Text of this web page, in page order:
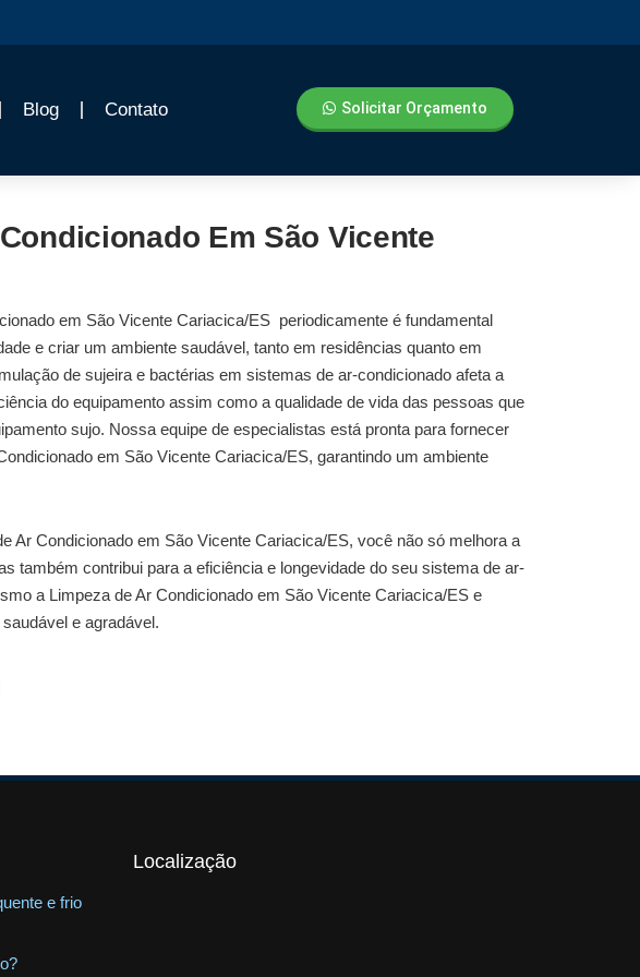
Blog Contato Solicitar Orçamento
Em São Vicente
em São Vicente Cariacica/ES periodicamente é fundamental
e criar um ambiente saudável, tanto em residências quanto em
de sujeira e bactérias em sistemas de ar-condicionado afeta a
do equipamento assim como a qualidade de vida das pessoas que
sujo. Nossa equipe de especialistas está pronta para fornecer
em São Vicente Cariacica/ES, garantindo um ambiente
Ar Condicionado em São Vicente Cariacica/ES, você não só melhora a
também contribui para a eficiência e longevidade do seu sistema de ar-
a Limpeza de Ar Condicionado em São Vicente Cariacica/ES e
e agradável.
e frio
Localização